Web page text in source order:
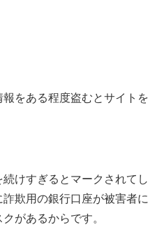
をある程度盗むとサイトを
けすぎるとマークされてし
欺用の銀行口座が被害者に
があるからです。